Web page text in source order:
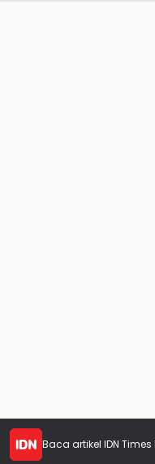
Baca artikel IDN Times